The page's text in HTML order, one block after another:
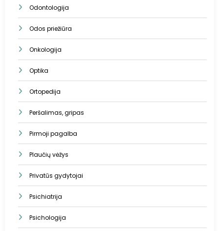
Odontologija
Odos priežiūra
Onkologija
Optika
Ortopedija
Peršalimas, gripas
Pirmoji pagalba
Plaučių vėžys
Privatūs gydytojai
Psichiatrija
Psichologija